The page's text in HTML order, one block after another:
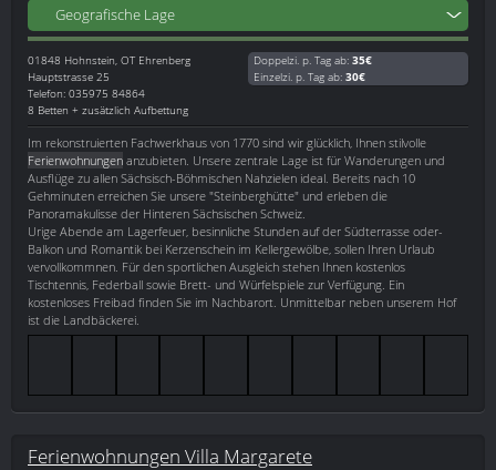
Geografische Lage
01848 Hohnstein, OT Ehrenberg
Hauptstrasse 25
Telefon: 035975 84864
8 Betten + zusätzlich Aufbettung
Doppelzi. p. Tag ab: 35€
Einzelzi. p. Tag ab: 30€
Im rekonstruierten Fachwerkhaus von 1770 sind wir glücklich, Ihnen stilvolle
Ferienwohnungen anzubieten. Unsere zentrale Lage ist für Wanderungen und
Ausflüge zu allen Sächsisch-Böhmischen Nahzielen ideal. Bereits nach 10
Gehminuten erreichen Sie unsere "Steinberghütte" und erleben die
Panoramakulisse der Hinteren Sächsischen Schweiz.
Urige Abende am Lagerfeuer, besinnliche Stunden auf der Südterrasse oder-
Balkon und Romantik bei Kerzenschein im Kellergewölbe, sollen Ihren Urlaub
vervollkommnen. Für den sportlichen Ausgleich stehen Ihnen kostenlos
Tischtennis, Federball sowie Brett- und Würfelspiele zur Verfügung. Ein
kostenloses Freibad finden Sie im Nachbarort. Unmittelbar neben unserem Hof
ist die Landbäckerei.
Ferienwohnungen Villa Margarete